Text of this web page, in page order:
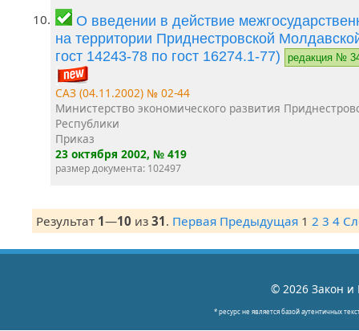
10.
О введении в действие
на территории Приднестровской
гост 14243-78 по гост 16274.1-77)
редакция №
САЗ (04.11.2002) № 02-44
Министерство экономического развития
Республики
Приказ
23 октября 2002, № 419
размер документа: 102497
Результат 1—10 из 31. Первая Предыдущая 1 2 3 4
© 2026 Закон и
* ресурс не является базой аутентичных